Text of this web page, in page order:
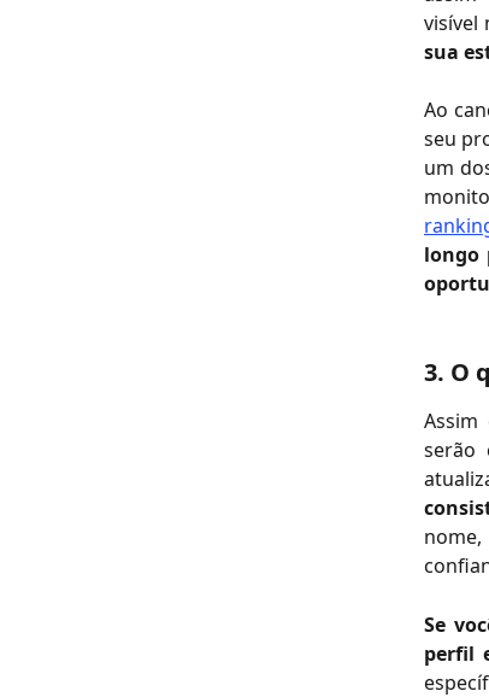
visível
sua
Ao
seu
um
longo
3. O
Assim
serão
Se
perfil